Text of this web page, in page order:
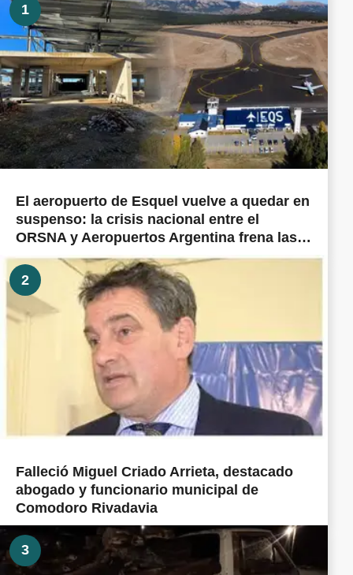
1
El aeropuerto de Esquel vuelve a quedar en
suspenso: la crisis nacional entre el
ORSNA y Aeropuertos Argentina frena las
obras prometidas en todo el país
2
Falleció Miguel Criado Arrieta, destacado
abogado y funcionario municipal de
Comodoro Rivadavia
3